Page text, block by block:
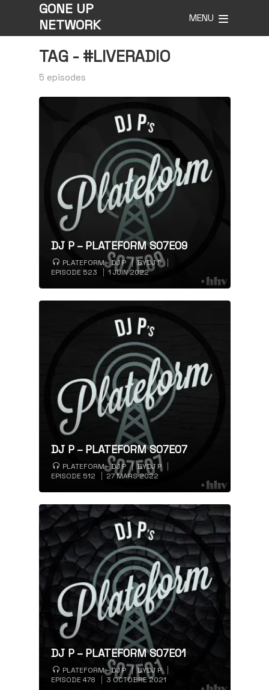
GONE UP
NETWORK
MENU
TAG - #LIVERADIO
5 episodes
DJ P – PLATEFORM S07E09
PLATEFORM - DJ P BYDJ P
EPISODE 523
1 JUIN 2022
DJ P – PLATEFORM S07E07
PLATEFORM - DJ P BYDJ P
EPISODE 512
27 MARS 2022
DJ P – PLATEFORM S07E01
PLATEFORM - DJ P BYDJ P
EPISODE 478
3 OCTOBRE 2021